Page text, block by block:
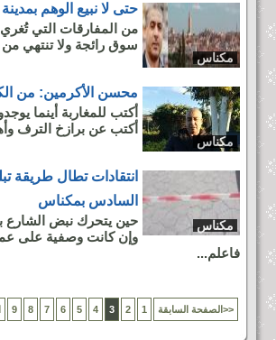
مكناس
حتى لا نبيع الوهم
من المفارقات التي تُغري
سوق رائجة ولا تنتهي من
مكناس
محسن الأكرمين: من
أكتب للمغاربة أينما
أكتب عن برازخ الترف
مكناس
انتقادات تطال
السادس بمكناس
حين يتحرك نبض الشارع
وإن كانت وصفية على
فاعلم...
الصفحة السابقة>> 1
2
3
4
5
6
7
8
9